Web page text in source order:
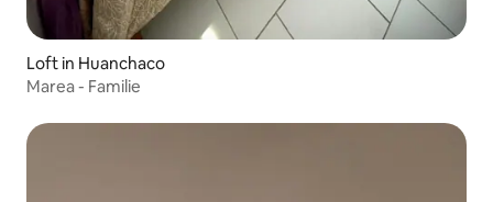
Loft in Huanchaco
Marea - Familie